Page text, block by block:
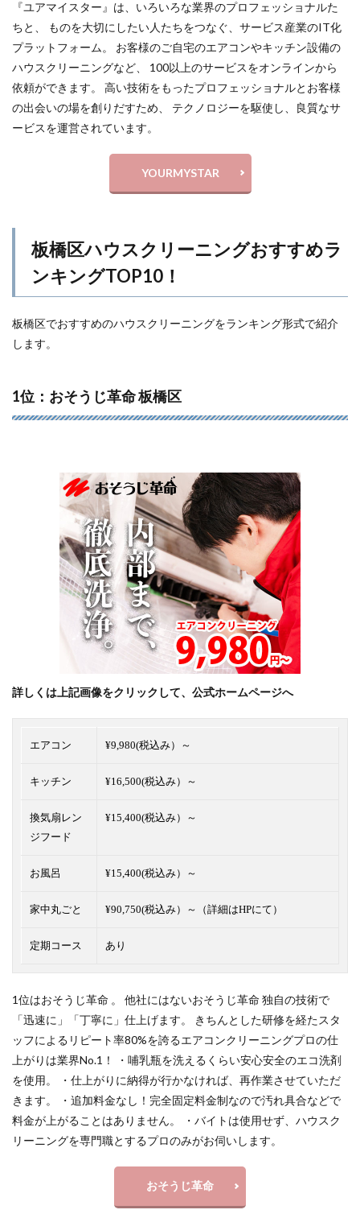
『ユアマイスター』は、いろいろな業界のプロフェッショナルた
ちと、 ものを大切にしたい人たちをつなぐ、サービス産業のIT化
プラットフォーム。 お客様のご自宅のエアコンやキッチン設備の
ハウスクリーニングなど、 100以上のサービスをオンラインから
依頼ができます。 高い技術をもったプロフェッショナルとお客様
の出会いの場を創りだすため、 テクノロジーを駆使し、良質なサ
ービスを運営されています。
YOURMYSTAR
板橋区ハウスクリーニングおすすめラ
ンキングTOP10！
板橋区でおすすめのハウスクリーニングをランキング形式で紹介
します。
1位：おそうじ革命 板橋区
詳しくは上記画像をクリックして、公式ホームページへ
エアコン ¥9,980(税込み）～
キッチン ¥16,500(税込み）～
換気扇レン
ジフード
¥15,400(税込み）～
お風呂 ¥15,400(税込み）～
家中丸ごと ¥90,750(税込み）～（詳細はHPにて）
定期コース あり
1位はおそうじ革命 。 他社にはないおそうじ革命 独自の技術で
「迅速に」「丁寧に」仕上げます。 きちんとした研修を経たスタ
ッフによるリピート率80%を誇るエアコンクリーニングプロの仕
上がりは業界No.1！ ・哺乳瓶を洗えるくらい安心安全のエコ洗剤
を使用。 ・仕上がりに納得が行かなければ、再作業させていただ
きます。 ・追加料金なし！完全固定料金制なので汚れ具合などで
料金が上がることはありません。 ・バイトは使用せず、ハウスク
リーニングを専門職とするプロのみがお伺いします。
おそうじ革命